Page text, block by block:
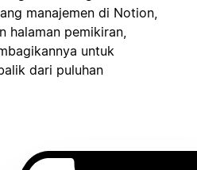
manajemen di Notion,
halaman pemikiran,
untuk
dari puluhan